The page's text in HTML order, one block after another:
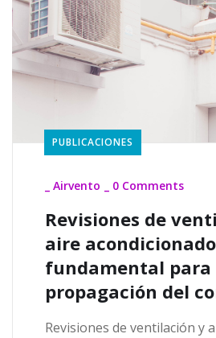
PUBLICACIONES
Airvento 0 Comments
Revisiones de
aire
fundamental para
propagación del
Revisiones de ventilación y